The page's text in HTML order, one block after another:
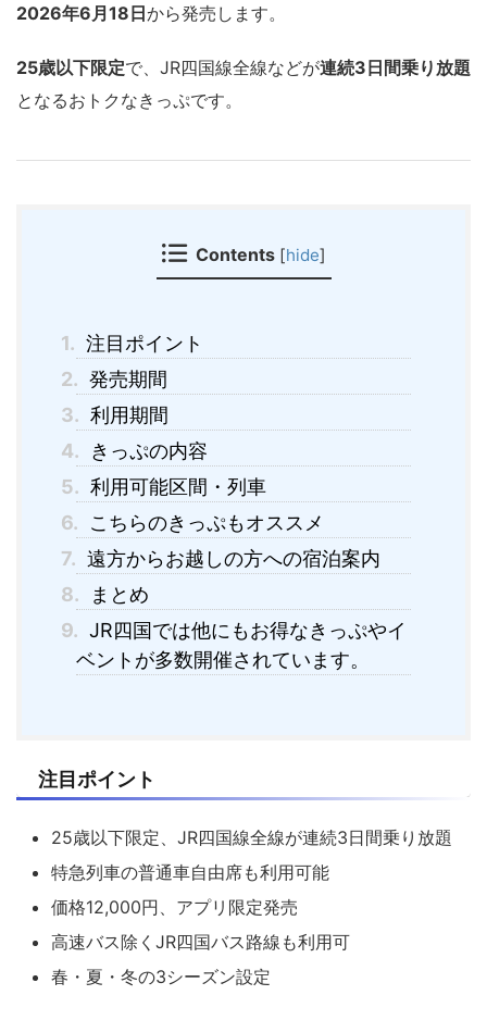
2026年6月18日から発売します。
25歳以下限定で、JR四国線全線などが連続3日間乗り放題
となるおトクなきっぷです。
Contents [hide]
1. 注目ポイント
2. 発売期間
3. 利用期間
4.
きっぷの内容
5. 利用可能区間・列車
6.
こちらのきっぷもオススメ
7. 遠方からお越しの方への宿泊案内
8.
まとめ
9. JR四国では他にもお得なきっぷやイ
ベントが多数開催されています。
注目ポイント
25歳以下限定、JR四国線全線が連続3日間乗り放題
特急列車の普通車自由席も利用可能
価格12,000円、アプリ限定発売
高速バス除くJR四国バス路線も利用可
春・夏・冬の3シーズン設定